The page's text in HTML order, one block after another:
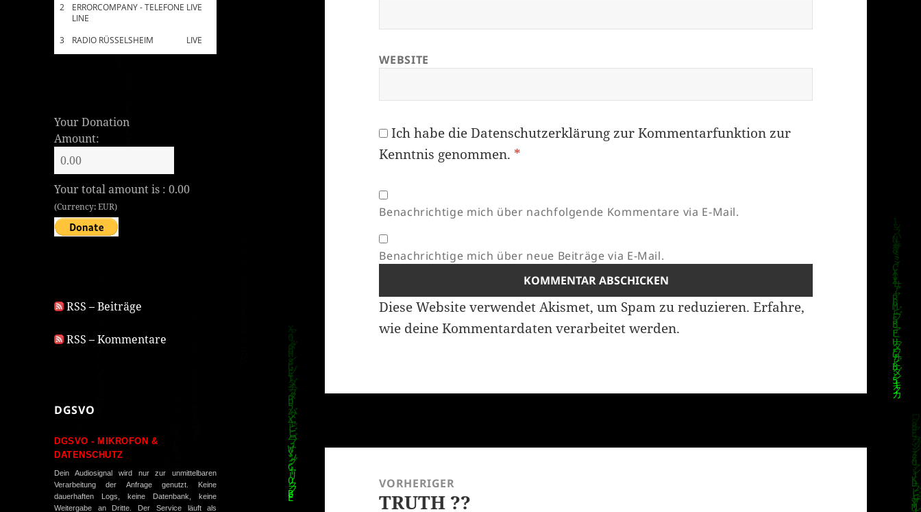
2
LIVE
ERRORCOMPANY - TELEFONE
LINE
3
LIVE
RADIO RÜSSELSHEIM
Your Donation
Amount:
Your total amount is :0.00
(Currency: EUR)
RSS – Beiträge
RSS – Kommentare
DGSVO
DGSVO - MIKROFON &
DATENSCHUTZ
Dein Audiosignal wird nur zur unmittelbaren
Verarbeitung der Anfrage genutzt. Keine
dauerhaften Logs, keine Datenbank, keine
Weitergabe an Dritte. Der Service läuft als
WEBSITE
Ich habe dieDatenschutzerklärungzur Kommentarfunktion zur
Kenntnis genommen. *
Benachrichtige mich über nachfolgende Kommentare via E-Mail.
Benachrichtige mich über neue Beiträge via E-Mail.
Diese Website verwendet Akismet, um Spam zu reduzieren.Erfahre,
wie deine Kommentardaten verarbeitet werden.
VORHERIGER
Vorheriger
TRUTH ??